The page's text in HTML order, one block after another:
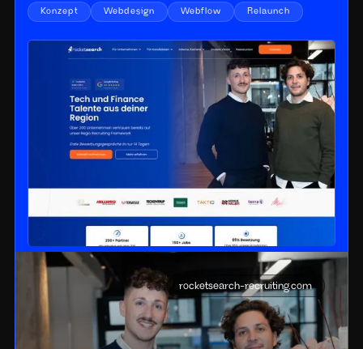
Konzept Webdesign Webflow Relaunch
rocketsearch-recruiting.com